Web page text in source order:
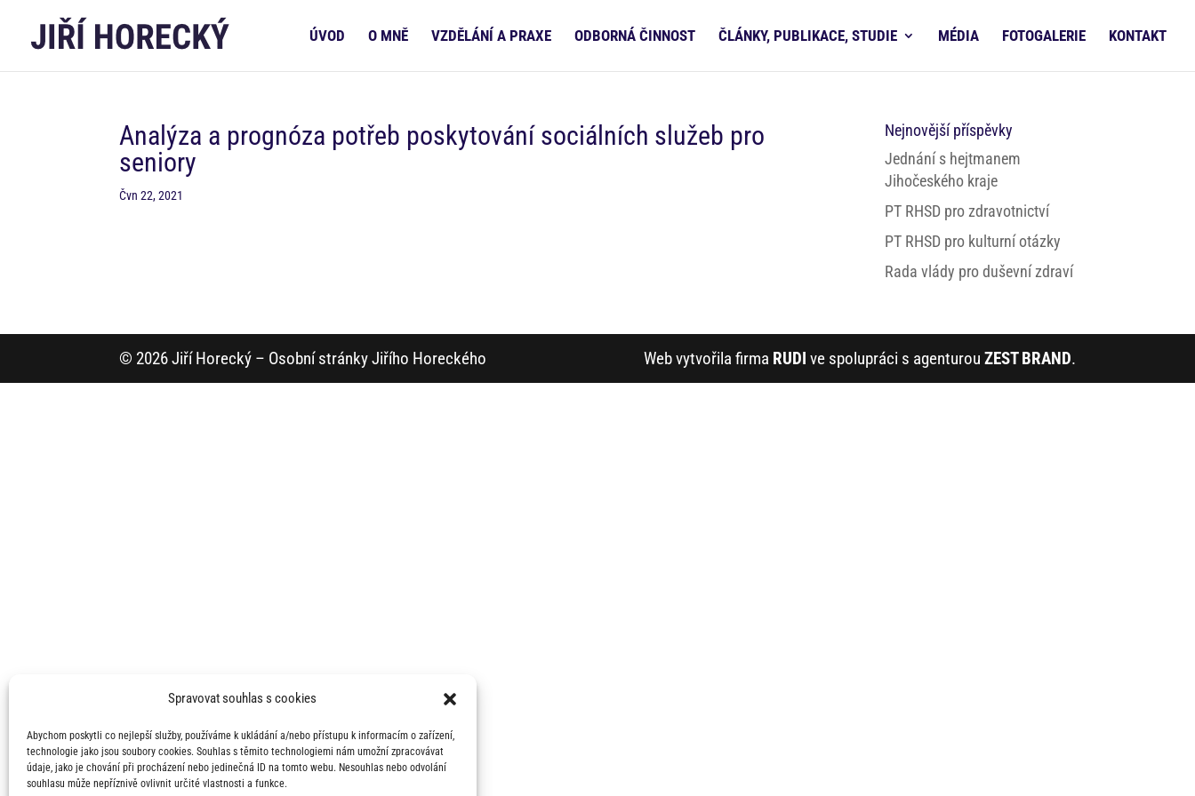
Spravovat souhlas s cookies
Abychom poskytli co nejlepší služby, používáme k ukládání a/nebo přístupu k informacím o zařízení,
technologie jako jsou soubory cookies. Souhlas s těmito technologiemi nám umožní zpracovávat
údaje, jako je chování při procházení nebo jedinečná ID na tomto webu. Nesouhlas nebo odvolání
souhlasu může nepříznivě ovlivnit určité vlastnosti a funkce.
ÚVOD O MNĚ VZDĚLÁNÍ A PRAXE ODBORNÁ ČINNOST ČLÁNKY, PUBLIKACE, STUDIE MÉDIA FOTOGALERIE KONTAKT
Analýza a prognóza potřeb poskytování sociálních služeb pro
seniory
Čvn 22, 2021
Nejnovější příspěvky
Jednání s hejtmanem
Jihočeského kraje
PT RHSD pro zdravotnictví
PT RHSD pro kulturní otázky
Rada vlády pro duševní zdraví
© 2026 Jiří Horecký – Osobní stránky Jiřího Horeckého Web vytvořila firma RUDI ve spolupráci s agenturou ZEST BRAND.